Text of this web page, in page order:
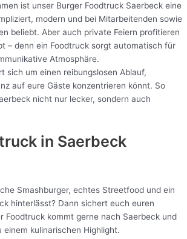
ist unser Burger Foodtruck Saerbeck eine
modern und bei Mitarbeitenden sowie
beliebt. Aber auch private Feiern profitieren
– denn ein Foodtruck sorgt automatisch für
Atmosphäre.
sich um einen reibungslosen Ablauf,
auf eure Gäste konzentrieren könnt. So
nicht nur lecker, sondern auch
in Saerbeck
Smashburger, echtes Streetfood und ein
hinterlässt? Dann sichert euch euren
Foodtruck kommt gerne nach Saerbeck und
einem kulinarischen Highlight.